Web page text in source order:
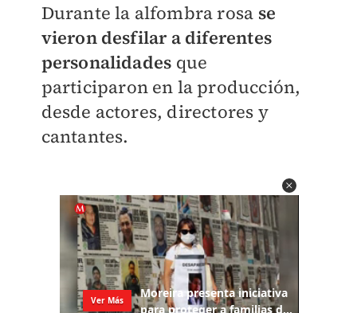
Durante la alfombra rosa se
vieron desfilar a diferentes
personalidades que
participaron en la producción,
desde actores, directores y
cantantes.